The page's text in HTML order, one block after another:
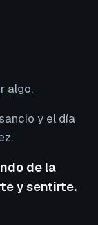
algo.
y el día
de la
y sentirte.